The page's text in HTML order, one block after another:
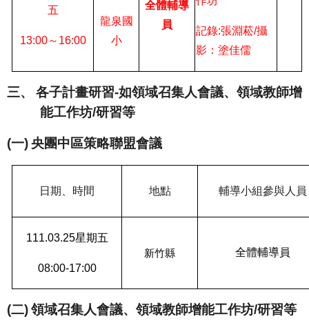
五
13:00～ 16:00
龍泉國
小
全體輔導
員
記錄:張淵菘/攝
影：塗佳儒
三、 各子計畫研習-如領域召集人會議、領域教師增
能工作坊/研習等
(一)央團中區策略聯盟會議
日期、時間 地點 輔導小組參與人員
111.03.25星期五
08:00-17:00
新竹縣 全體輔導員
(二)領域召集人會議、領域教師增能工作坊/研習等